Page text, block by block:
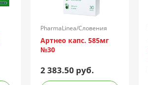
PharmaLinea/Словения
Артнео капс. 585мг
№30
2 383.50 руб.